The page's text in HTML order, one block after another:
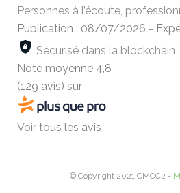
Personnes à l’écoute,
Publication : 08/07/2026 -
Sécurisé dans la blockchain
Note moyenne 4,8
(129 avis) sur
Voir tous les avis
© Copyright 2021 CMOC2 -